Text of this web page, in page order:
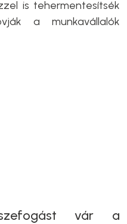
is tehermentesítsék
a munkavállalók
vár a